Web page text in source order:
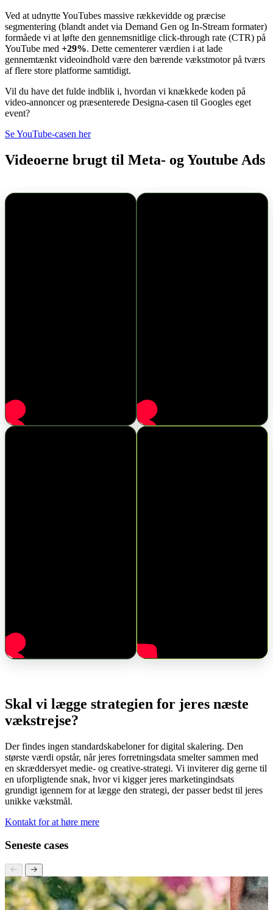
digitale rejse, integrerede vi også det videobaserede
kampagnekoncept på YouTube Ads.
Ved at udnytte YouTubes massive rækkevidde og præcise
segmentering (blandt andet via Demand Gen og In-Stream formater)
formåede vi at løfte den gennemsnitlige click-through rate (CTR) på
YouTube med+29%. Dette cementerer værdien i at lade
gennemtænkt videoindhold være den bærende vækstmotor på tværs
af flere store platforme samtidigt.
Vil du have det fulde indblik i, hvordan vi knækkede koden på
video-annoncer og præsenterede Designa-casen til Googles eget
event?
Se YouTube-casen her
Skal vi lægge strategien for jeres næste
vækstrejse?
Der findes ingen standardskabeloner for digital skalering. Den
største værdi opstår, når jeres forretningsdata smelter sammen med
en skræddersyet medie- og creative-strategi. Vi inviterer dig gerne til
en uforpligtende snak, hvor vi kigger jeres marketingindsats
grundigt igennem for at lægge den strategi, der passer bedst til jeres
unikke vækstmål.
Kontakt for at høre mere
Seneste cases